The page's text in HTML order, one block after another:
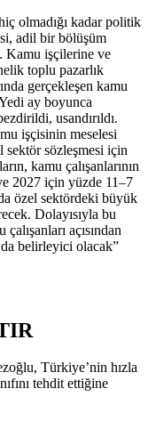
olmadığı kadar politik
adil bir bölüşüm
Kamu işçilerine ve
toplu pazarlık
gerçekleşen kamu
ay boyunca
usandırıldı.
işçisinin meselesi
sözleşmesi için
kamu çalışanlarının
2027 için yüzde 11–7
özel sektördeki büyük
Dolayısıyla bu
açısından
da belirleyici olacak”
Türkiye’nin hızla
tehdit ettiğine